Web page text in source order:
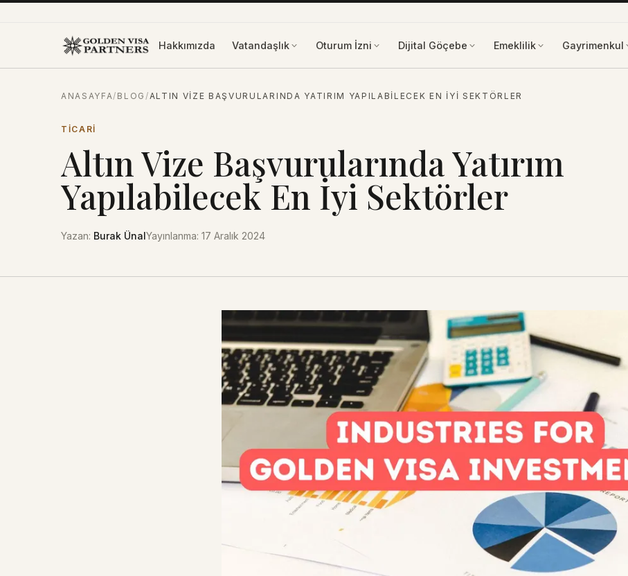
Hakkımızda Vatandaşlık Oturum İzni Dijital Göçebe Emeklilik Gayrimenkul
ANASAYFA/ BLOG /ALTIN VIZE BAŞVURULARINDA YATIRIM YAPILABILECEK EN İYI SEKTÖRLER
TICARI
Altın Vize Başvurularında Yatırım
Yapılabilecek En İyi Sektörler
Yazan: Burak ÜnalYayınlanma: 17 Aralık 2024